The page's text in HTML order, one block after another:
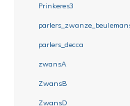
Prinkeres3
parlers_decca
zwansA
ZwansB
ZwansD